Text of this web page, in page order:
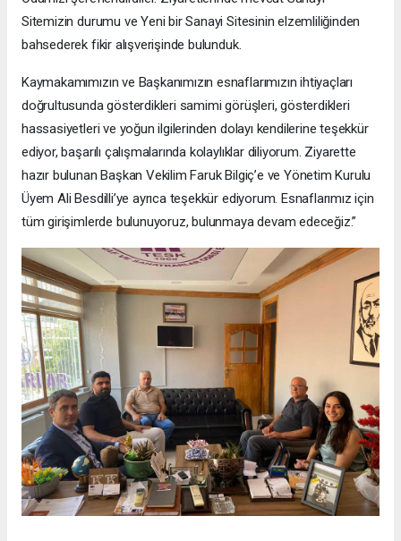
Sitemizin durumu ve Yeni bir Sanayi Sitesinin elzemliliğinden
bahsederek fikir alışverişinde bulunduk.
Kaymakamımızın ve Başkanımızın esnaflarımızın ihtiyaçları
doğrultusunda gösterdikleri samimi görüşleri, gösterdikleri
hassasiyetleri ve yoğun ilgilerinden dolayı kendilerine teşekkür
ediyor, başarılı çalışmalarında kolaylıklar diliyorum. Ziyarette
hazır bulunan Başkan Vekilim Faruk Bilgiç’e ve Yönetim Kurulu
Üyem Ali Besdilli’ye ayrıca teşekkür ediyorum. Esnaflarımız için
tüm girişimlerde bulunuyoruz, bulunmaya devam edeceğiz.”